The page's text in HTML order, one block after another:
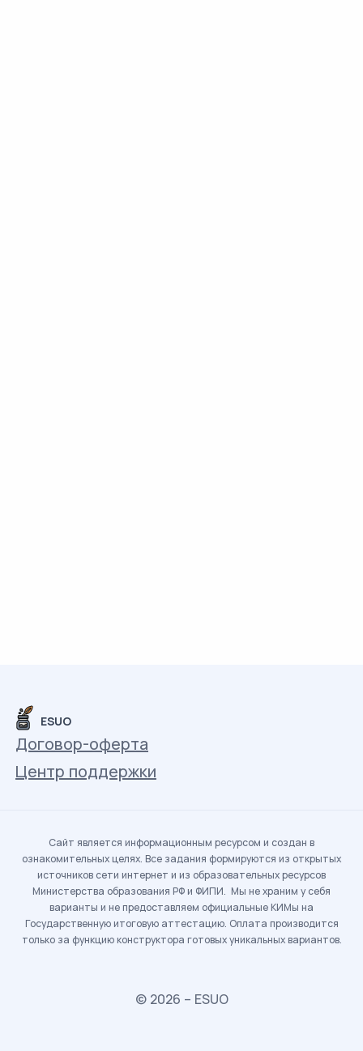
ESUO
Договор-оферта
Центр поддержки
Сайт является информационным ресурсом и создан в
ознакомительных целях. Все задания формируются из открытых
источников сети интернет и из образовательных ресурсов
Министерства образования РФ и ФИПИ. Мы не храним у себя
варианты и не предоставляем официальные КИМы на
Государственную итоговую аттестацию. Оплата производится
только за функцию конструктора готовых уникальных вариантов.
© 2026 – ESUO